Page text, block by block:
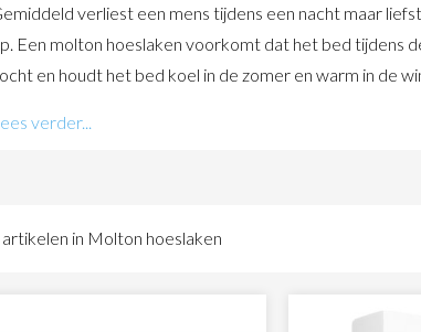
verliest een mens tijdens een nacht maar
Een molton hoeslaken voorkomt dat het bed tijdens
en houdt het bed koel in de zomer en warm in de
hoeslakens bestellen
hoeslakens voor verschillende formaten
verder...
artikelen in Molton hoeslaken